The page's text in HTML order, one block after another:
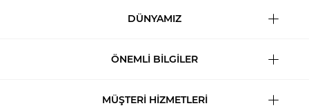
DÜNYAMIZ
ÖNEMLİ BİLGİLER
MÜŞTERİ HİZMETLERİ